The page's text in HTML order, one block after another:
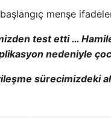
​​menşe
test etti …
nedeniyle
sürecimizdeki